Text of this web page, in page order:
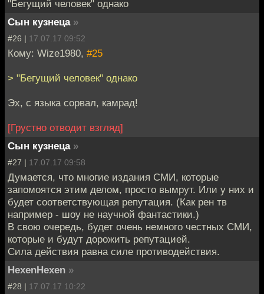
"Бегущий человек" однако
Сын кузнеца »
#26 | 17.07.17 09:52
Кому: Wize1980, #25
> "Бегущий человек" однако
Эх, с языка сорвал, камрад!
[Грустно отводит взгляд]
Сын кузнеца »
#27 | 17.07.17 09:58
Думается, что многие издания СМИ, которые
запомоятся этим делом, просто вымрут. Или у них и
будет соответствующая репутация. (Как рен тв
например - шоу не научной фантастики.)
В свою очередь, будет очень немного честных СМИ,
которые и будут дорожить репутацией.
Сила действия равна силе противодействия.
HexenHexen »
#28 | 17.07.17 10:22